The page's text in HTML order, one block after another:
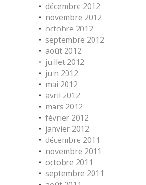
décembre 2012
novembre 2012
octobre 2012
septembre 2012
août 2012
juillet 2012
juin 2012
mai 2012
avril 2012
mars 2012
février 2012
janvier 2012
décembre 2011
novembre 2011
octobre 2011
septembre 2011